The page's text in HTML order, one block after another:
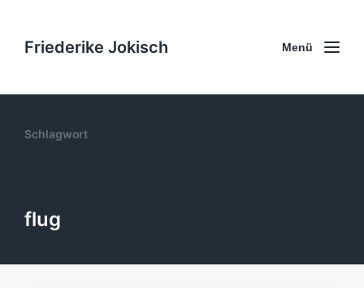
Friederike Jokisch Menü
Schlagwort
flug